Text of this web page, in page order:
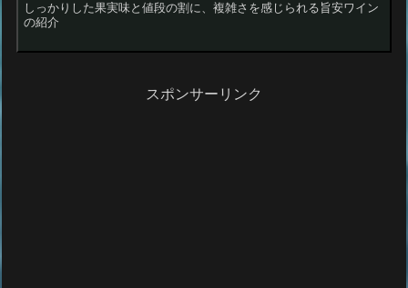
しっかりした果実味と値段の割に、複雑さを感じられる旨安ワイン
の紹介
スポンサーリンク